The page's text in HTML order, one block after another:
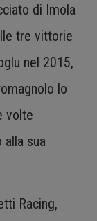
di Imola
tre vittorie
nel 2015,
lo
volte
alla sua
Racing,